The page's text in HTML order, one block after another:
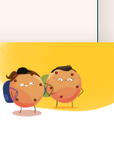
57 00 52